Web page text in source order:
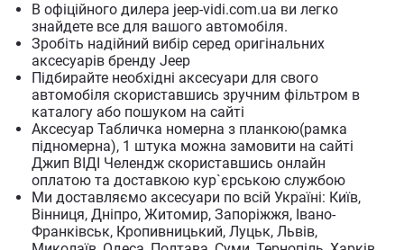
В офіційного дилера jeep-vidi.com.ua ви легко
знайдете все для вашого автомобіля.
Зробіть надійний вибір серед оригінальних
аксесуарів бренду Jeep
Підбирайте необхідні аксесуари для свого
автомобіля скориставшись зручним фільтром в
каталогу або пошуком на сайті
Аксесуар Табличка номерна з планкою(рамка
підномерна), 1 штука можна замовити на сайті
Джип ВІДІ Челендж скориставшись онлайн
оплатою та доставкою кур`єрською службою
Ми доставляємо аксесуари по всій Україні: Київ,
Вінниця, Дніпро, Житомир, Запоріжжя, Івано-
Франківськ, Кропивницький, Луцьк, Львів,